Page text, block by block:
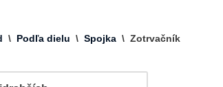
\ Podľa dielu \ Spojka \ Zotrvačník